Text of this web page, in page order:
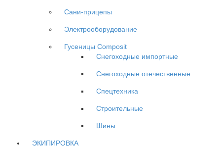
Сани-прицепы
Электрооборудование
Гусеницы Composit
Снегоходные импортные
Снегоходные отечественные
Спецтехника
Строительные
Шины
ЭКИПИРОВКА